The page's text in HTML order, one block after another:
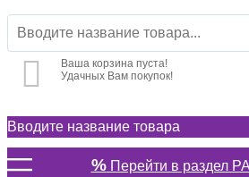
Ваша корзина пуста!
Удачных Вам покупок!
%Перейти в раздел